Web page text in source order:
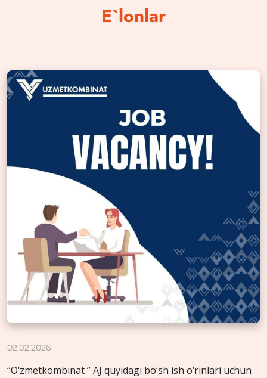
E`lonlar
02.02.2026
“O‘zmetkombinat ” AJ quyidagi bo‘sh ish o‘rinlari uchun